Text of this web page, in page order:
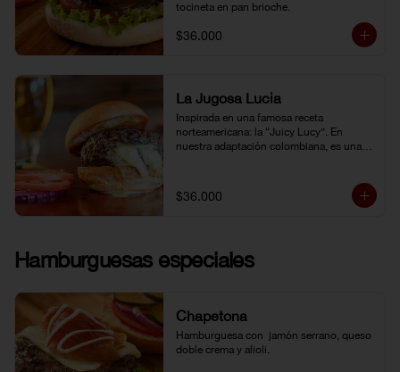
tocineta en pan brioche.
$36.000
La Jugosa Lucia
Inspirada en una famosa receta
norteamericana: la “Juicy Lucy”. En
nuestra adaptación colombiana, es una
sabor.
$36.000
Hamburguesas especiales
Chapetona
Hamburguesa con  jamón serrano, queso
doble crema y alioli.